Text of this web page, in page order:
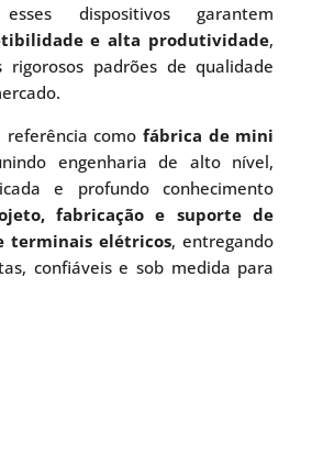
dispositivos garantem
e alta produtividade,
rigorosos padrões de qualidade
referência como fábrica de mini
engenharia de alto nível,
e profundo conhecimento
fabricação e suporte de
terminais elétricos, entregando
confiáveis e sob medida para